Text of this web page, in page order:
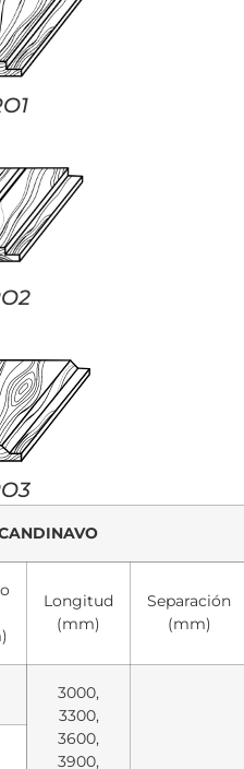
Longitud
(mm)
Separación
(mm)
3000,
3300,
3600,
3900,